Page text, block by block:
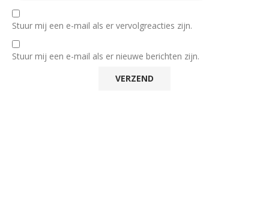
Stuur mij een e-mail als er vervolgreacties zijn.
Stuur mij een e-mail als er nieuwe berichten zijn.